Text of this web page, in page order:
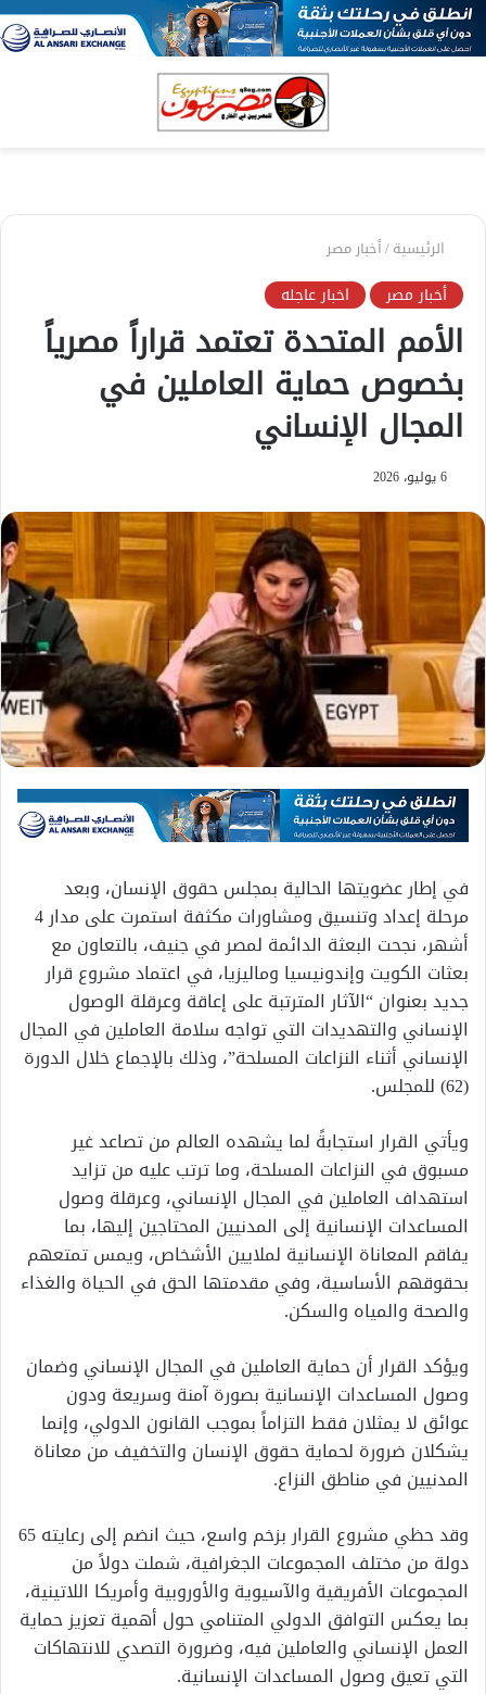
الرئيسية/أخبار مصر
أخبار مصر اخبار عاجله
الأمم المتحدة تعتمد قراراً مصرياً
بخصوص حماية العاملين في
المجال الإنساني
6 يوليو، 2026
في إطار عضويتها الحالية بمجلس حقوق الإنسان، وبعد
مرحلة إعداد وتنسيق ومشاورات مكثفة استمرت على مدار 4
أشهر، نجحت البعثة الدائمة لمصر في جنيف، بالتعاون مع
بعثات الكويت وإندونيسيا وماليزيا، في اعتماد مشروع قرار
جديد بعنوان “الآثار المترتبة على إعاقة وعرقلة الوصول
الإنساني والتهديدات التي تواجه سلامة العاملين في المجال
الإنساني أثناء النزاعات المسلحة”، وذلك بالإجماع خلال الدورة
(62) للمجلس.
ويأتي القرار استجابةً لما يشهده العالم من تصاعد غير
مسبوق في النزاعات المسلحة، وما ترتب عليه من تزايد
استهداف العاملين في المجال الإنساني، وعرقلة وصول
المساعدات الإنسانية إلى المدنيين المحتاجين إليها، بما
يفاقم المعاناة الإنسانية لملايين الأشخاص، ويمس تمتعهم
بحقوقهم الأساسية، وفي مقدمتها الحق في الحياة والغذاء
والصحة والمياه والسكن.
ويؤكد القرار أن حماية العاملين في المجال الإنساني وضمان
وصول المساعدات الإنسانية بصورة آمنة وسريعة ودون
عوائق لا يمثلان فقط التزاماً بموجب القانون الدولي، وإنما
يشكلان ضرورة لحماية حقوق الإنسان والتخفيف من معاناة
المدنيين في مناطق النزاع.
وقد حظي مشروع القرار بزخم واسع، حيث انضم إلى رعايته 65
دولة من مختلف المجموعات الجغرافية، شملت دولاً من
المجموعات الأفريقية والآسيوية والأوروبية وأمريكا اللاتينية،
بما يعكس التوافق الدولي المتنامي حول أهمية تعزيز حماية
العمل الإنساني والعاملين فيه، وضرورة التصدي للانتهاكات
التي تعيق وصول المساعدات الإنسانية.